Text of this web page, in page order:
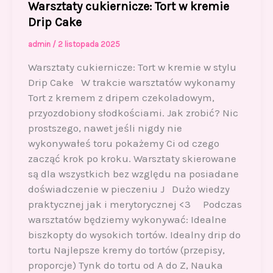
Warsztaty cukiernicze: Tort w kremie
Drip Cake
admin / 2 listopada 2025
Warsztaty cukiernicze: Tort w kremie w stylu
Drip Cake W trakcie warsztatów wykonamy
Tort z kremem z dripem czekoladowym,
przyozdobiony słodkościami. Jak zrobić? Nic
prostszego, nawet jeśli nigdy nie
wykonywałeś toru pokażemy Ci od czego
zacząć krok po kroku. Warsztaty skierowane
są dla wszystkich bez względu na posiadane
doświadczenie w pieczeniu J Dużo wiedzy
praktycznej jak i merytorycznej <3 Podczas
warsztatów będziemy wykonywać: Idealne
biszkopty do wysokich tortów. Idealny drip do
tortu Najlepsze kremy do tortów (przepisy,
proporcje) Tynk do tortu od A do Z, Nauka